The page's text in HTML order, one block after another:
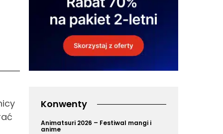
Konwenty
Animatsuri 2026 – Festiwal mangi i
anime